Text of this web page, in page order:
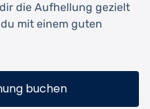
die Aufhellung gezielt
mit einem guten
buchen